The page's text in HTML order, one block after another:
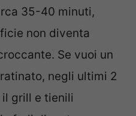
35-40 minuti,
non diventa
Se vuoi un
negli ultimi 2
grill e tienili